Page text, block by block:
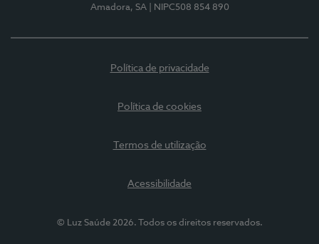
Amadora, SA
| NIPC508 854 890
Política de privacidade
Política de cookies
Termos de utilização
Acessibilidade
© Luz Saúde 2026. Todos os direitos reservados.